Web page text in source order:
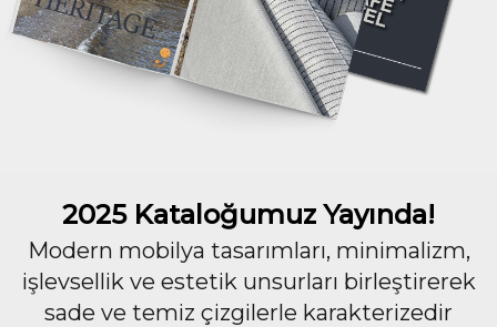
2025 Kataloğumuz Yayında!
Modern mobilya tasarımları, minimalizm,
işlevsellik ve estetik unsurları birleştirerek
sade ve temiz çizgilerle karakterizedir